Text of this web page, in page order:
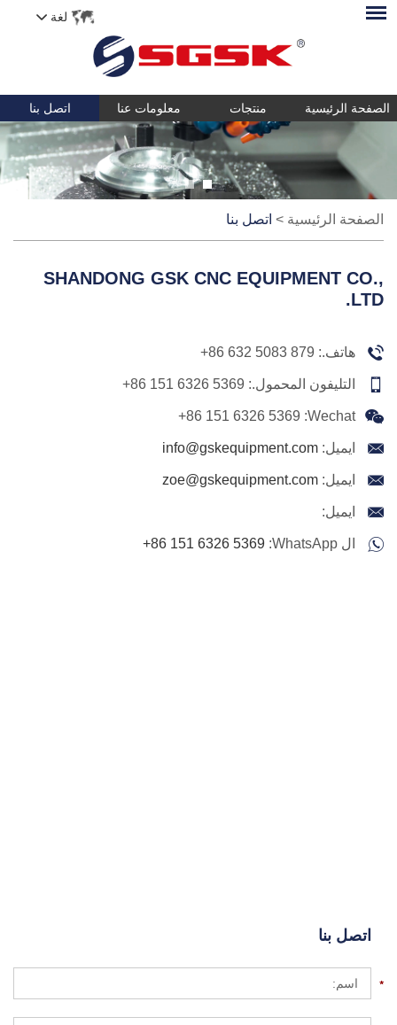
لغة
الصفحة الرئيسية منتجات معلومات عنا اتصل بنا
الصفحة الرئيسية > اتصل بنا
SHANDONG GSK CNC EQUIPMENT CO.,
LTD.
هاتف.: +86 632 5083 879
التليفون المحمول.: +86 151 6326 5369
Wechat:
+86 151 6326 5369
ايميل: info@gskequipment.com
ايميل: zoe@gskequipment.com
ايميل:
ال WhatsApp: +86 151 6326 5369
اتصل بنا